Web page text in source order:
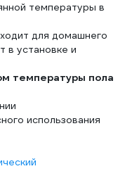
температуры в
для домашнего
в установке и
температуры пола
использования